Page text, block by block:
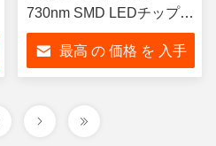
730nm SMD LEDチップ
0.5W 1W 3V 150mA 屋外
警告灯の広い視角
最高 の 価格 を 入手